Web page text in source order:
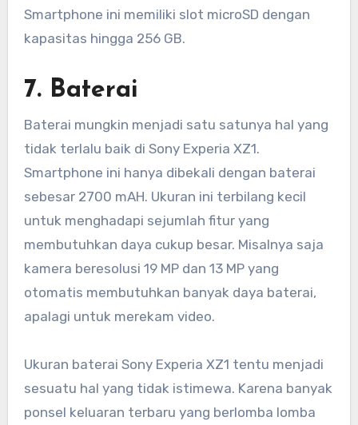
Smartphone ini memiliki slot microSD dengan
kapasitas hingga 256 GB.
7. Baterai
Baterai mungkin menjadi satu satunya hal yang
tidak terlalu baik di Sony Experia XZ1.
Smartphone ini hanya dibekali dengan baterai
sebesar 2700 mAH. Ukuran ini terbilang kecil
untuk menghadapi sejumlah fitur yang
membutuhkan daya cukup besar. Misalnya saja
kamera beresolusi 19 MP dan 13 MP yang
otomatis membutuhkan banyak daya baterai,
apalagi untuk merekam video.
Ukuran baterai Sony Experia XZ1 tentu menjadi
sesuatu hal yang tidak istimewa. Karena banyak
ponsel keluaran terbaru yang berlomba lomba